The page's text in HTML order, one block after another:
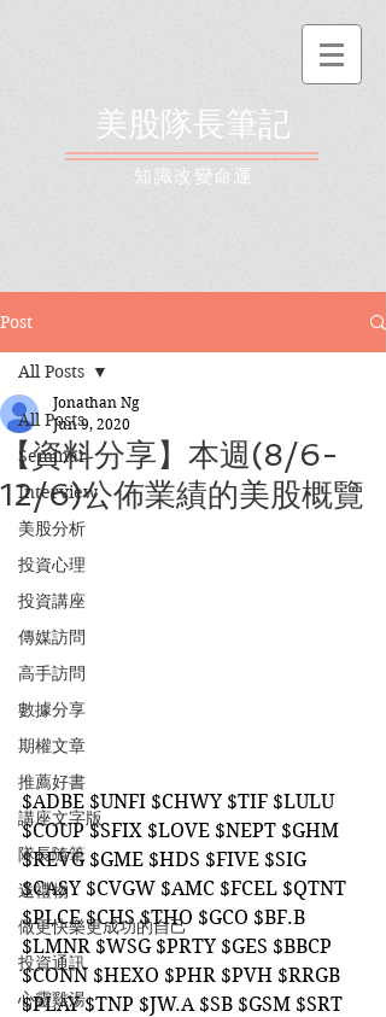
美股隊長筆記
​知識改變命運
Post
All Posts
Seminar
Interview
美股分析
投資心理
投資講座
傳媒訪問
高手訪問
數據分享
期權文章
推薦好書
講座文字版
隊長隨筆
送禮物
做更快樂更成功的自己
投資通訊
心靈雞湯
All Posts
【資料分享】本週(8/6-
12/6)公佈業績的美股概覽
Jonathan Ng
Jun 9, 2020
$ADBE $UNFI $CHWY $TIF $LULU
$COUP $SFIX $LOVE $NEPT $GHM
$REVG $GME $HDS $FIVE $SIG
$CASY $CVGW $AMC $FCEL $QTNT
$PLCE $CHS $THO $GCO $BF.B
$LMNR $WSG $PRTY $GES $BBCP
$CONN $HEXO $PHR $PVH $RRGB
$PLAY $TNP $JW.A $SB $GSM $SRT